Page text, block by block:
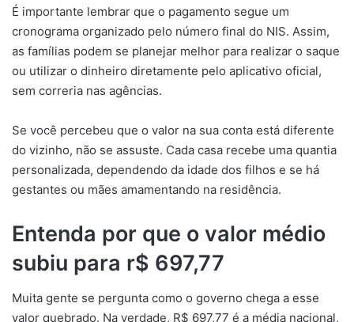
É importante lembrar que o pagamento segue um
cronograma organizado pelo número final do NIS. Assim,
as famílias podem se planejar melhor para realizar o saque
ou utilizar o dinheiro diretamente pelo aplicativo oficial,
sem correria nas agências.
Se você percebeu que o valor na sua conta está diferente
do vizinho, não se assuste. Cada casa recebe uma quantia
personalizada, dependendo da idade dos filhos e se há
gestantes ou mães amamentando na residência.
Entenda por que o valor médio
subiu para r$ 697,77
Muita gente se pergunta como o governo chega a esse
valor quebrado. Na verdade, R$ 697,77 é a média nacional,